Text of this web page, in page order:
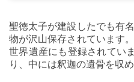
聖徳太子が建設したでも有
物が沢山保存されています
世界遺産にも登録されてい
り、中には釈迦の遺骨を収